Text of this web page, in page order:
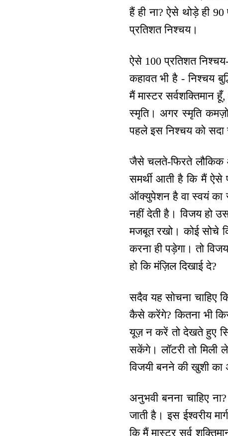
हैं ही ना? ऐसे थोड़े ही
प्रतिशत निश्चय।
ऐसे 100 प्रतिशत निश्चय-
कहावत भी है - निश्चय
मैं मास्टर सर्वशक्तिमान
स्मृति। अगर स्मृति
पहले इस निश्चय को सदा
जैसे चलते-फिरते लौकिक
समर्थी आती है कि मैं ऐसे
ऑक्युपेशन है वा स्वयं का
नहीं देती है। विजय हो
मजबूत रखो। कोई सोचे
करना ही पड़ेगा। तो
हो कि मंज़िल दिखाई दे?
सदैव यह सोचना चाहिए
कैसे करेंगे? कितना भी
यूज़ न करें तो देखते हुए
सकेंगे। लॉटरी तो
विजयी बनने की खुशी
अनुभवी बनना चाहिए
जाती है। इस ईश्वरीय
कि मैं मास्टर सर्व